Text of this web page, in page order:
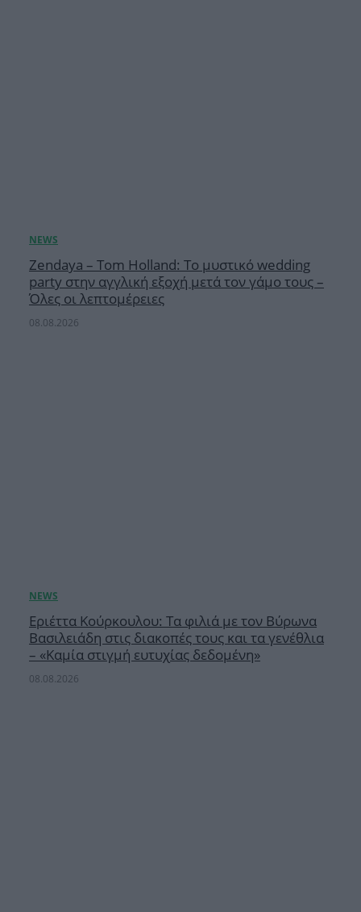
Zendaya – Tom Holland: Το μυστικό wedding
party στην αγγλική εξοχή μετά τον γάμο τους –
Όλες οι λεπτομέρειες
08.08.2026
Εριέττα Κούρκουλου: Τα φιλιά με τον Βύρωνα
Βασιλειάδη στις διακοπές τους και τα γενέθλια
– «Καμία στιγμή ευτυχίας δεδομένη»
08.08.2026